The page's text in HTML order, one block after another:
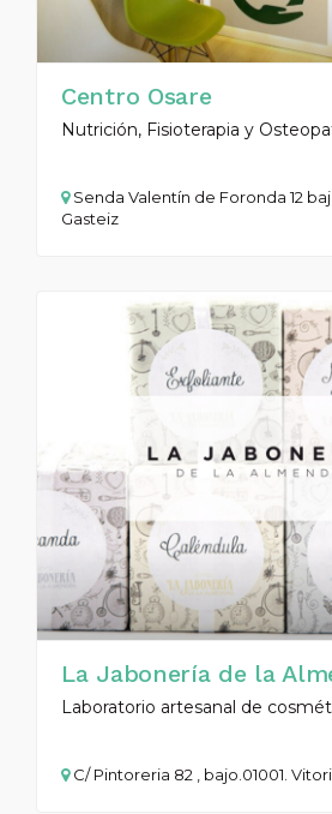
Centro Osare
Nutrición, Fisioterapia y
Senda Valentín de Foronda 12
Gasteiz
La Jabonería de la
Laboratorio artesanal de
C/ Pintoreria 82 , bajo.01001.